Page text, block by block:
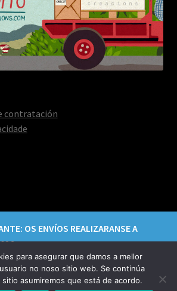
OS ENVÍOS REALIZARANSE A
contratación
de privacidade
Construído con
para asegurar que damos a mellor
no noso sitio web. Se continúa
asumiremos que está de acordo.